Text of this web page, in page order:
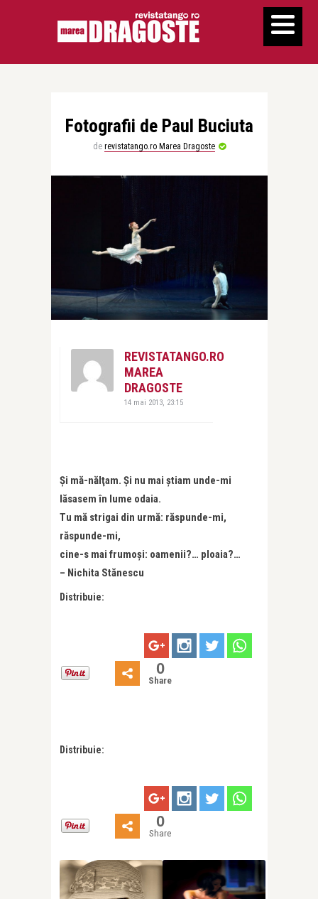
Fotografii de Paul Buciuta
de revistatango.ro Marea Dragoste
REVISTATANGO.RO
MAREA
DRAGOSTE
14 mai 2013, 23:15
Şi mă-nălţam. Şi nu mai știam unde-mi
lăsasem în lume odaia.
Tu mă strigai din urmă: răspunde-mi,
răspunde-mi,
cine-s mai frumoşi: oamenii?… ploaia?…
– Nichita Stănescu
Distribuie:
0
Share
Distribuie:
0
Share